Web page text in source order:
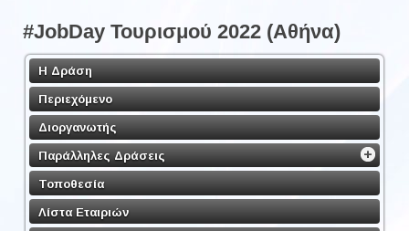
#JobDay Τουρισμού 2022 (Αθήνα)
Η Δράση
Περιεχόμενο
Διοργανωτής
Παράλληλες Δράσεις
Τοποθεσία
Λίστα Εταιριών